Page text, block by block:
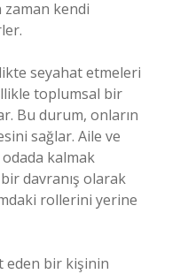
zaman kendi
seyahat etmeleri
toplumsal bir
Bu durum, onların
sağlar. Aile ve
kalmak
davranış olarak
rollerini yerine
eden bir kişinin